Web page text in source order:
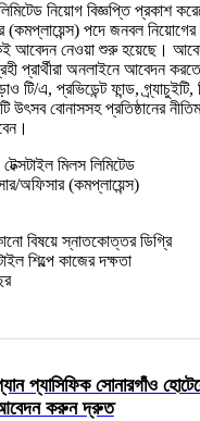
নিয়োগ বিজ্ঞপ্তি প্রকাশ
(কমপ্লায়েন্স) পদে জনবল
আবেদন নেওয়া শুরু হয়েছে।
অনলাইনে আবেদন করতে
টি/এ, প্রভিডেন্ট ফান্ড,
উৎসব বোনাসসহ প্রতিষ্ঠানের
মিলস লিমিটেড
অফিসার (কমপ্লায়েন্স)
বিষয়ে স্নাতকোত্তর ডিগ্রি
শিল্পে কাজের দক্ষতা
প্যাসিফিক সোনারগাঁও
করুন দ্রুত